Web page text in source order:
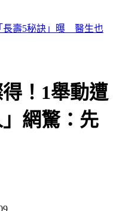
標普、那指「雙開高」
！1舉動遭
網驚：先